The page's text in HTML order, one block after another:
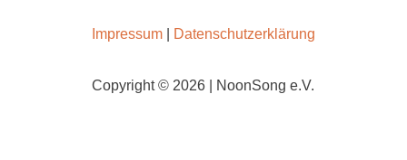
Impressum| Datenschutzerklärung
Copyright © 2026 | NoonSong e.V.